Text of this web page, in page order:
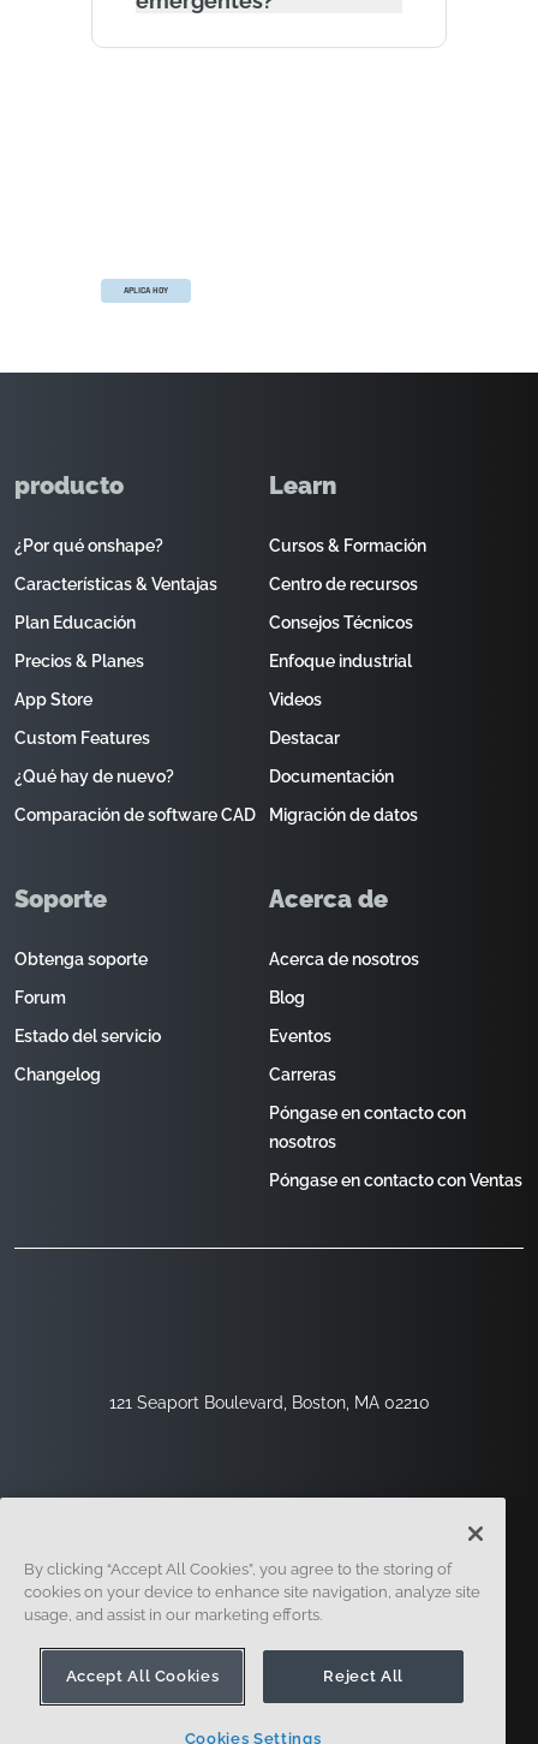
APLICA HOY
121 Seaport Boulevard, Boston, MA 02210
producto
¿Por qué onshape?
Características & Ventajas
Plan Educación
Precios & Planes
App Store
Custom Features
¿Qué hay de nuevo?
Comparación de software CAD
Learn
Cursos & Formación
Centro de recursos
Consejos Técnicos
Enfoque industrial
Videos
Destacar
Documentación
Migración de datos
Soporte
Obtenga soporte
Forum
Estado del servicio
Changelog
Acerca de
Acerca de nosotros
Blog
Eventos
Carreras
Póngase en contacto con
nosotros
Póngase en contacto con Ventas
Seguridad
By clicking “Accept All Cookies”, you agree to the storing of
cookies on your device to enhance site navigation, analyze site
usage, and assist in our marketing efforts.
Accept All Cookies Reject All
Cookies Settings